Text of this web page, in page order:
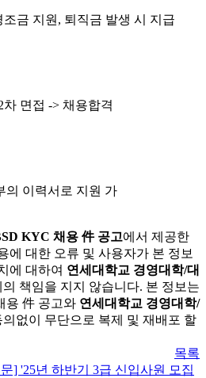
조금 지원 , 퇴직금 발생 시 지급
차 면접 -> 채용합격
의 이력서로 지원 가
KYC 채용 件 공고에서 제공한
에 대한 오류 및 사용자가 본 정보
에 대하여 연세대학교 경영대학/대
의 책임을 지지 않습니다. 본 정보는
용 件 공고와 연세대학교 경영대학/
의없이 무단으로 복제 및 재배포 할
목록
] '25년 하반기 3급 신입사원 모집